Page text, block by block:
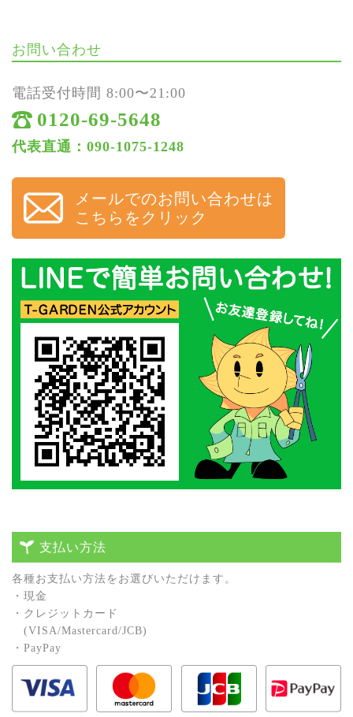
お問い合わせ
電話受付時間 8:00〜21:00
0120-69-5648
代表直通：090-1075-1248
メールでのお問い合わせは
こちらをクリック
支払い方法
各種お⽀払い⽅法をお選びいただけます。
・現⾦
・クレジットカード
(VISA/Mastercard/JCB)
・PayPay